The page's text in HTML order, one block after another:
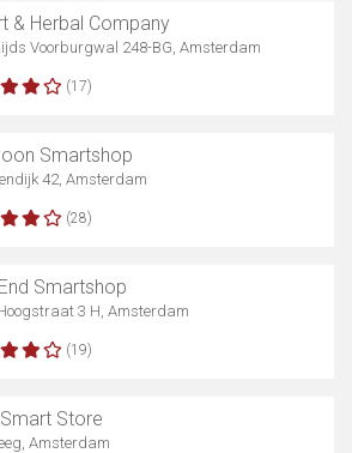
& Herbal Company
Voorburgwal 248-BG, Amsterdam
(17)
Smartshop
42, Amsterdam
(28)
Smartshop
3 H, Amsterdam
(19)
Store
Amsterdam